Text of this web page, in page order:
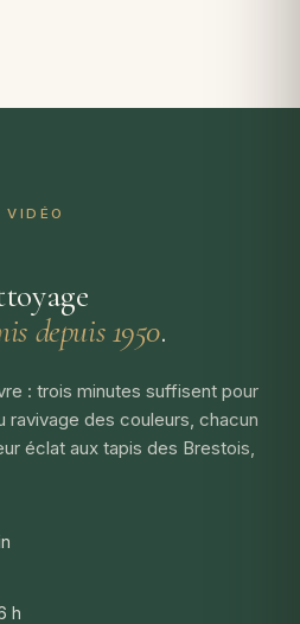
depuis 1950.
: trois minutes suffisent pour
ravivage des couleurs, chacun
éclat aux tapis des Brestois,
h